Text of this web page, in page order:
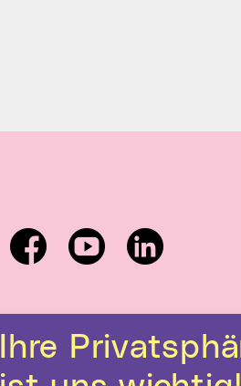
FacebookYouTube LinkedIn